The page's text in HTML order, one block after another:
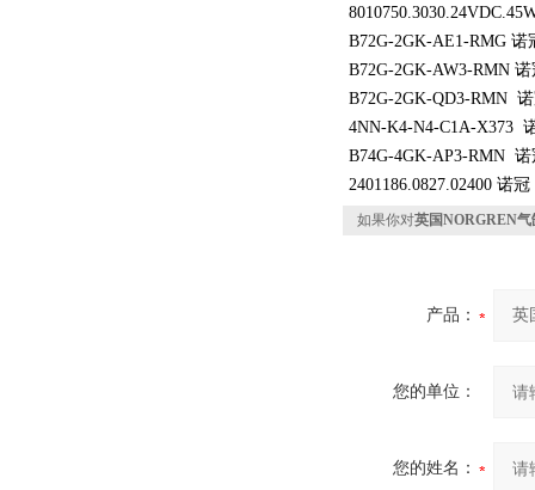
B72G-2GK-AE1-RMG
B72G-2GK-AW3-RMN
B72G-2GK-QD3-RMN
4NN-K4-N4-C1A-X373
B74G-4GK-AP3-RMN
2401186.0827.02400 诺
如果你对英国NORGREN气
产品：
您的单位：
您的姓名：